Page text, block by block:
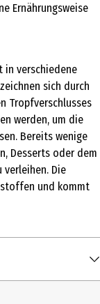
Ernährungsweise
in verschiedene
sich durch
Tropfverschlusses
werden, um die
Bereits wenige
Desserts oder dem
Die
und kommt